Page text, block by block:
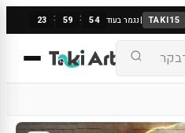
TAKI15
|נגמר בעוד 23 : 59 : 53